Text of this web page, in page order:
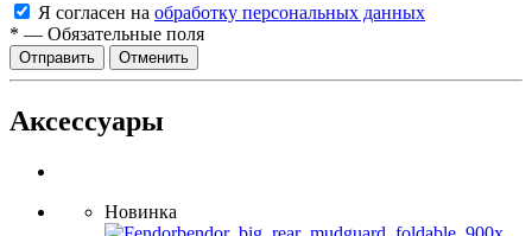
Я согласен на обработку персональных данных
* — Обязательные поля
Отменить
Аксессуары
Новинка